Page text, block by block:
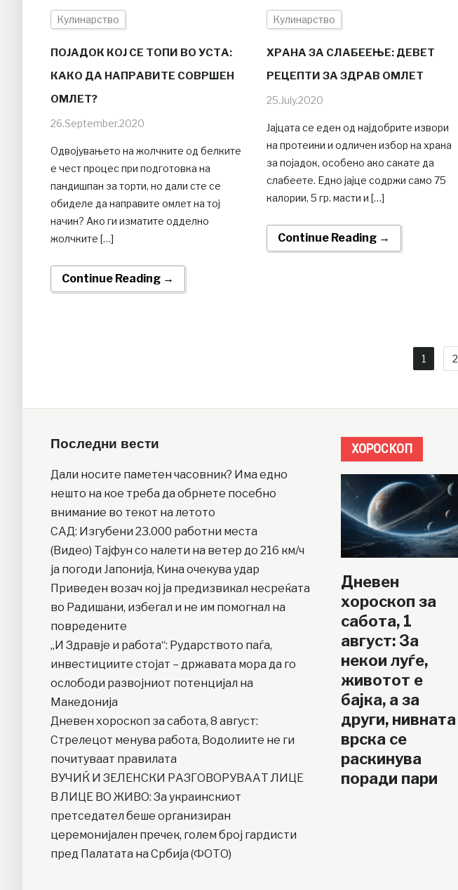
Кулинарство
ПОЈАДОК КОЈ СЕ ТОПИ ВО УСТА:
КАКО ДА НАПРАВИТЕ СОВРШЕН
ОМЛЕТ?
26.September.2020
Одвојувањето на жолчките од белките
е чест процес при подготовка на
пандишпан за торти, но дали сте се
обиделе да направите омлет на тој
начин? Ако ги изматите одделно
жолчките […]
Continue Reading →
Кулинарство
ХРАНА ЗА СЛАБЕЕЊЕ: ДЕВЕТ
РЕЦЕПТИ ЗА ЗДРАВ ОМЛЕТ
25.July.2020
Јајцата се еден од најдобрите извори
на протеини и одличен избор на храна
за појадок, особено ако сакате да
слабеете. Едно јајце содржи само 75
калории, 5 гр. масти и […]
Continue Reading →
1 2
Последни вести
Дали носите паметен часовник? Има едно
нешто на кое треба да обрнете посебно
внимание во текот на летото
САД: Изгубени 23.000 работни места
(Видео) Тајфун со налети на ветер до 216 км/ч
ја погоди Јапонија, Кина очекува удар
Приведен возач кој ја предизвикал несреќата
во Радишани, избегал и не им помогнал на
повредените
„И Здравје и работа“: Рударството паѓа,
инвестициите стојат – државата мора да го
ослободи развојниот потенцијал на
Македонија
Дневен хороскоп за сабота, 8 август:
Стрелецот менува работа, Водолиите не ги
почитуваат правилата
ВУЧИЌ И ЗЕЛЕНСКИ РАЗГОВОРУВААТ ЛИЦЕ
В ЛИЦЕ ВО ЖИВО: За украинскиот
претседател беше организиран
церемонијален пречек, голем број гардисти
пред Палатата на Србија (ФОТО)
ХОРОСКОП
Дневен
хороскоп за
сабота, 1
август: За
некои луѓе,
животот е
бајка, а за
други, нивната
врска се
раскинува
поради пари